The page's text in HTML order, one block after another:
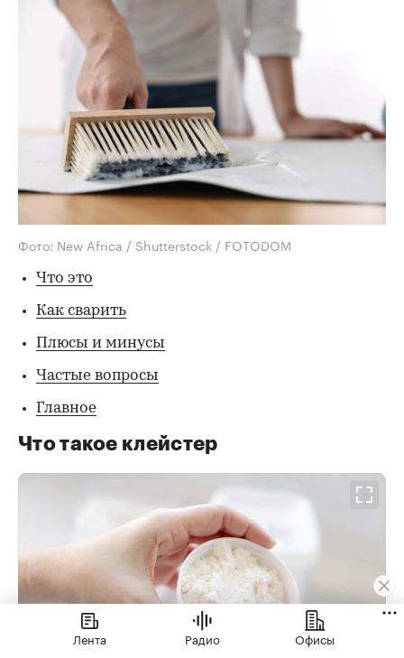
Фото: New Africa / Shutterstock / FOTODOM
Что это
Как сварить
Плюсы и минусы
Частые вопросы
Главное
Что такое клейстер
Лента Радио Офисы